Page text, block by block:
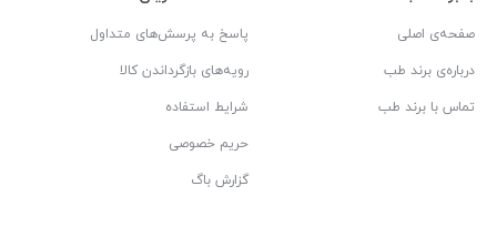
صفحه‌ی اصلی
درباره‌ی برند طب
تماس با برند طب
پاسخ به پرسش‌های متداول
رویه‌های بازگرداندن کالا
شرایط استفاده
حریم خصوصی
گزارش باگ